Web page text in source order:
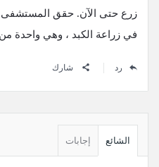
في زراعة الكبد ، وهي واحدة
رد شارك
الجانبيةالشائع إجابات